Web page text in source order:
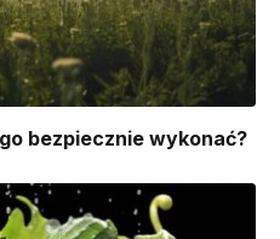
bezpiecznie wykonać?